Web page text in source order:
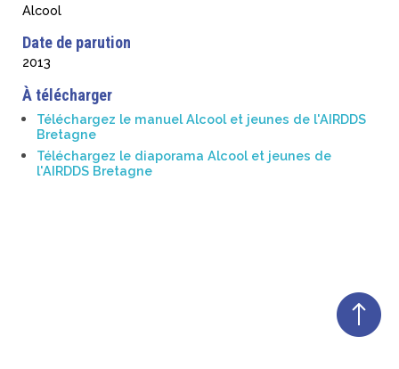
Alcool
Date de parution
2013
À télécharger
Téléchargez le manuel Alcool et jeunes de l'AIRDDS
Bretagne
Téléchargez le diaporama Alcool et jeunes de
l'AIRDDS Bretagne